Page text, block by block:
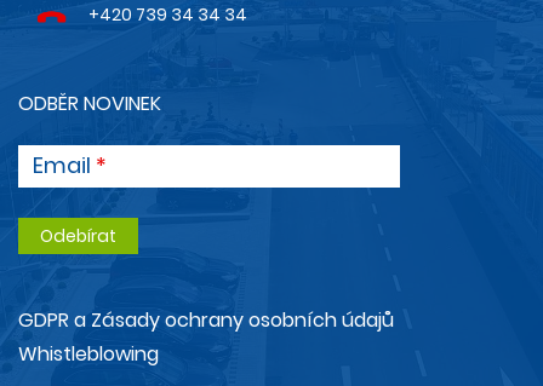
+420 739 34 34 34
ODBĚR NOVINEK
Email
GDPR a Zásady ochrany osobních údajů
Whistleblowing